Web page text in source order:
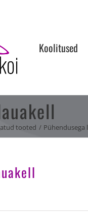
Koolitused
tooted Pühendusega